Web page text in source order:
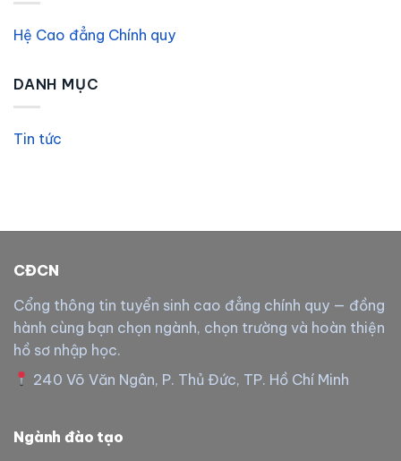
Hệ Cao đẳng Chính quy
DANH MỤC
Tin tức
CĐCN
Cổng thông tin tuyển sinh cao đẳng chính quy — đồng
hành cùng bạn chọn ngành, chọn trường và hoàn thiện
hồ sơ nhập học.
240 Võ Văn Ngân, P. Thủ Đức, TP. Hồ Chí Minh
Ngành đào tạo